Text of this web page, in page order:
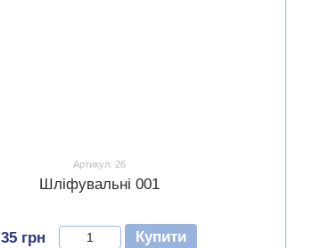
Артикул: 26
Шліфувальні 001
35 грн Купити